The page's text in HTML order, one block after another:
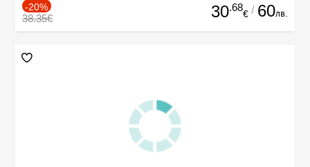
-20%
38.35€ 30.68
€ / 60лв.